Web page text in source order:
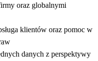
oraz globalnymi
klientów oraz pomoc w
danych z perspektywy